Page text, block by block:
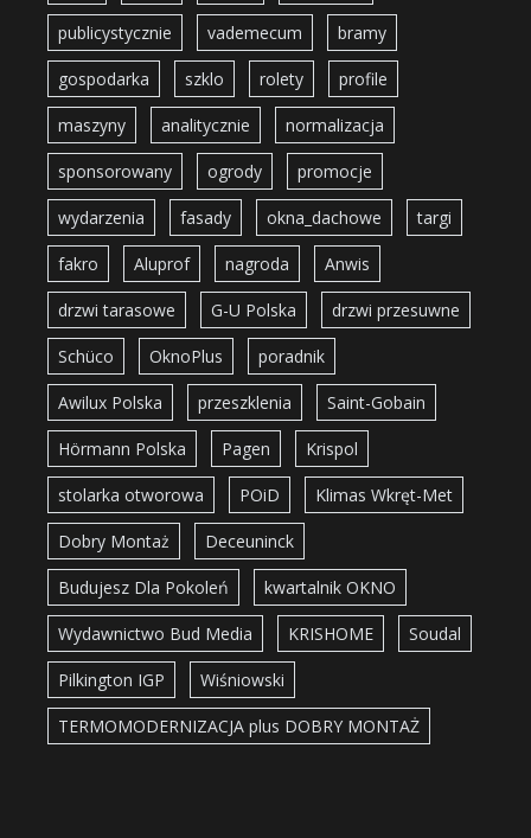
publicystycznie vademecum bramy
gospodarka szklo rolety profile
maszyny analitycznie normalizacja
sponsorowany ogrody promocje
wydarzenia fasady okna_dachowe targi
fakro Aluprof nagroda Anwis
drzwi tarasowe G-U Polska drzwi przesuwne
Schüco OknoPlus poradnik
Awilux Polska przeszklenia Saint-Gobain
Hörmann Polska Pagen Krispol
stolarka otworowa POiD Klimas Wkręt-Met
Dobry Montaż Deceuninck
Budujesz Dla Pokoleń kwartalnik OKNO
Wydawnictwo Bud Media KRISHOME Soudal
Pilkington IGP Wiśniowski
TERMOMODERNIZACJA plus DOBRY MONTAŻ